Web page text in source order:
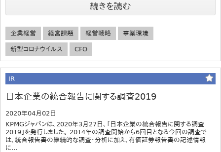
続きを読む
企業経営 経営課題 経営戦略 事業環境
新型コロナウイルス CFO
IR
日本企業の統合報告に関する調査2019
2020年04月02日
KPMGジャパンは、2020年3月27日、「日本企業の統合報告に関する調査
2019」を発行しました。 2014年の調査開始から6回目となる今回の調査で
は、統合報告書の継続的な調査・分析に加え、有価証券報告書の記述情報
に...